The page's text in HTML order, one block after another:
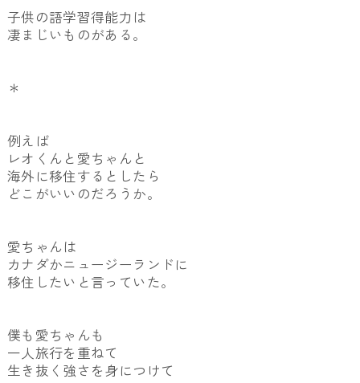
子供の語学習得能力は
凄まじいものがある。
＊
例えば
レオくんと愛ちゃんと
海外に移住するとしたら
どこがいいのだろうか。
愛ちゃんは
カナダかニュージーランドに
移住したいと言っていた。
僕も愛ちゃんも
一人旅行を重ねて
生き抜く強さを身につけて